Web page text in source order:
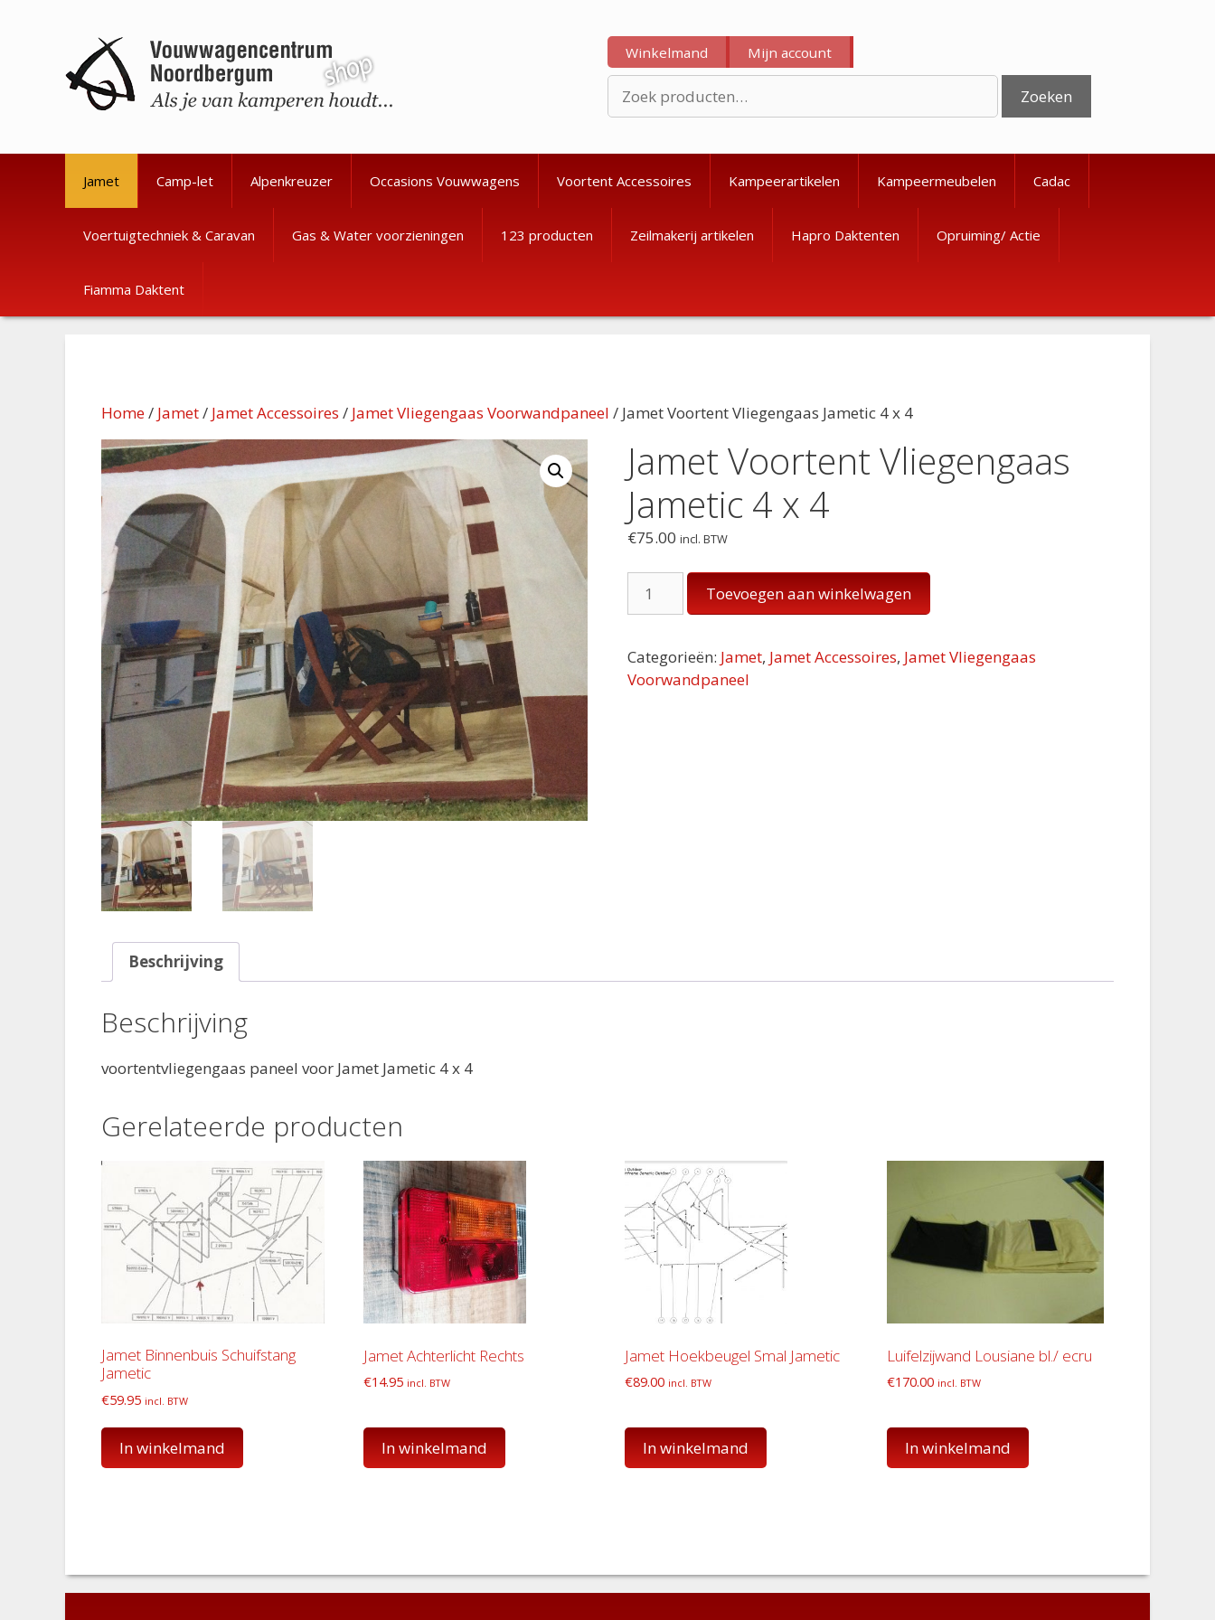
Winkelmand Mijn account
naar:
Zoeken
Jamet Camp-let Alpenkreuzer Occasions Vouwwagens Voortent Accessoires Kampeerartikelen Kampeermeubelen Cadac
Voertuigtechniek & Caravan Gas & Water voorzieningen 123 producten Zeilmakerij artikelen Hapro Daktenten Opruiming/ Actie
Fiamma Daktent
Home/ Jamet/ Jamet Accessoires / Jamet Vliegengaas Voorwandpaneel / Jamet Voortent Vliegengaas Jametic 4 x 4
Jamet Voortent Vliegengaas
Jametic 4 x 4
€75.00 incl. BTW
Voortent
Jametic
4
Toevoegen aan winkelwagen
Categorieën: Jamet, Jamet Accessoires, Jamet Vliegengaas
Voorwandpaneel
Beschrijving
Beschrijving
voortentvliegengaas paneel voor Jamet Jametic 4 x 4
Gerelateerde producten
Jamet Binnenbuis Schuifstang
Jametic
€59.95 incl. BTW
In winkelmand
Jamet Achterlicht Rechts
€14.95 incl. BTW
In winkelmand
Jamet Hoekbeugel Smal Jametic
€89.00 incl. BTW
In winkelmand
Luifelzijwand Lousiane bl./ ecru
€170.00 incl. BTW
In winkelmand